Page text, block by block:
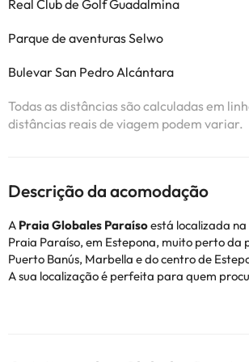
Real Club de Golf Guadalmina
Parque de aventuras Selwo
Bulevar San Pedro Alcántara
Todas as distâncias são calculadas em
distâncias reais de viagem podem variar.
Descrição da acomodação
A Praia Globales Paraísoestá localizada
Praia Paraíso, em Estepona, muito perto da
Puerto Banús, Marbella e do centro de
A sua localização é perfeita para quem
tranquilas na Costa del Sol, mas com o
minutos dos muitos pontos de interesse que